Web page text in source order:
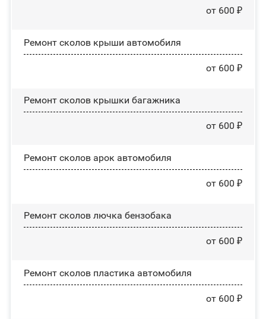
от 600 ₽
Ремонт сколов крыши автомобиля
от 600 ₽
Ремонт сколов крышки багажника
от 600 ₽
Ремонт сколов арок автомобиля
от 600 ₽
Ремонт сколов лючка бензобака
от 600 ₽
Ремонт сколов пластика автомобиля
от 600 ₽